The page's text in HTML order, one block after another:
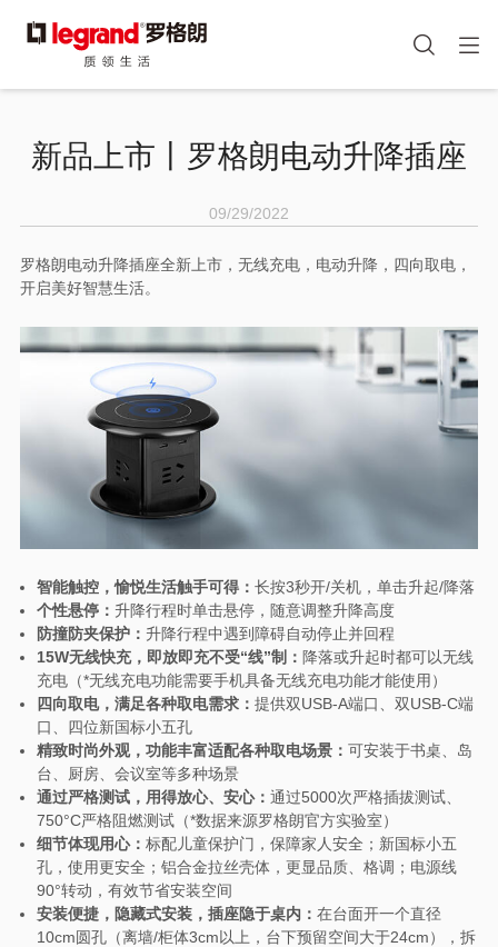
到
主
内
图
手机端头部icon
新品上市丨罗格朗电动升降插座
09/29/2022
罗格朗电动升降插座全新上市，无线充电，电动升降，四向取电，
开启美好智慧生活。
智能触控，愉悦生活触手可得： 长按3秒开/关机，单击升起/降落
个性悬停： 升降行程时单击悬停，随意调整升降高度
防撞防夹保护： 升降行程中遇到障碍自动停止并回程
15W无线快充，即放即充不受“线”制： 降落或升起时都可以无线
充电（*无线充电功能需要手机具备无线充电功能才能使用）
四向取电，满足各种取电需求： 提供双USB-A端口、双USB-C端
口、四位新国标小五孔
精致时尚外观，功能丰富适配各种取电场景： 可安装于书桌、岛
台、厨房、会议室等多种场景
通过严格测试，用得放心、安心： 通过5000次严格插拔测试、
750°C严格阻燃测试（*数据来源罗格朗官方实验室）
细节体现用心： 标配儿童保护门，保障家人安全；新国标小五
孔，使用更安全；铝合金拉丝壳体，更显品质、格调；电源线
90°转动，有效节省安装空间
安装便捷，隐藏式安装，插座隐于桌内： 在台面开一个直径
10cm圆孔（离墙/柜体3cm以上，台下预留空间大于24cm），拆